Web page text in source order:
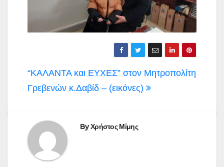
Πλοήγηση
άρθρων
“ΚΑΛΑΝΤΑ και ΕΥΧΕΣ” στον Μητροπολίτη
Γρεβενών κ.Δαβίδ – (εικόνες)
ByΧρήστος Μίμης